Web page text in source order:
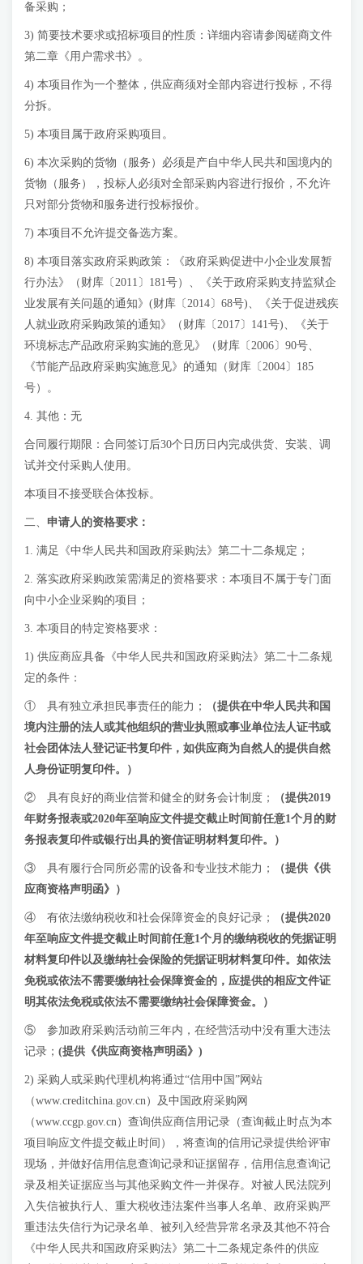
备采购；
3) 简要技术要求或招标项目的性质：详细内容请参阅磋商文件
第二章《用户需求书》。
4) 本项目作为一个整体，供应商须对全部内容进行投标，不得
分拆。
5) 本项目属于政府采购项目。
6) 本次采购的货物（服务）必须是产自中华人民共和国境内的
货物（服务），投标人必须对全部采购内容进行报价，不允许
只对部分货物和服务进行投标报价。
7) 本项目不允许提交备选方案。
8) 本项目落实政府采购政策：《政府采购促进中小企业发展暂
行办法》（财库〔2011〕181号）、《关于政府采购支持监狱企
业发展有关问题的通知》(财库〔2014〕68号)、《关于促进残疾
人就业政府采购政策的通知》（财库〔2017〕141号)、《关于
环境标志产品政府采购实施的意见》（财库〔2006〕90号、
《节能产品政府采购实施意见》的通知（财库〔2004〕185
号）。
4. 其他：无
合同履行期限：合同签订后30个日历日内完成供货、安装、调
试并交付采购人使用。
本项目不接受联合体投标。
二、 申请人的资格要求：
1. 满足《中华人民共和国政府采购法》第二十二条规定；
2. 落实政府采购政策需满足的资格要求：本项目不属于专门面
向中小企业采购的项目；
3. 本项目的特定资格要求：
1) 供应商应具备《中华人民共和国政府采购法》第二十二条规
定的条件：
① 具有独立承担民事责任的能力；
（提供在中华人民共和国
境内注册的法人或其他组织的营业执照或事业单位法人证书或
社会团体法人登记证书复印件，如供应商为自然人的提供自然
人身份证明复印件。 ）
② 具有良好的商业信誉和健全的财务会计制度； （提供2019
年财务报表或2020年至响应文件提交截止时间前任意1个月的财
务报表复印件或银行出具的资信证明材料复印件。）
③ 具有履行合同所必需的设备和专业技术能力；
（提供《供
应商资格声明函》）
④ 有依法缴纳税收和社会保障资金的良好记录； （提供2020
年至响应文件提交截止时间前任意1个月 的缴纳税收的凭据证明
材料复印件以及缴纳社会保险的凭据证明材料复印件。如依法
免税或依法不需要缴纳社会保障资金的，应提供的相应文件证
明其依法免税或依法不需要缴纳社会保障资金。 ）
⑤ 参加政府采购活动前三年内，在经营活动中没有重大违法
记录； (提供《供应商资格声明函》)
2) 采购人或采购代理机构将通过“信用中国”网站
（www.creditchina.gov.cn）及中国政府采购网
（www.ccgp.gov.cn）查询供应商信用记录（查询截止时点为本
项目响应文件提交截止时间），将查询的信用记录提供给评审
现场，并做好信用信息查询记录和证据留存，信用信息查询记
录及相关证据应当与其他采购文件一并保存。对被人民法院列
入失信被执行人、重大税收违法案件当事人名单、政府采购严
重违法失信行为记录名单、被列入经营异常名录及其他不符合
《中华人民共和国政府采购法》第二十二条规定条件的供应